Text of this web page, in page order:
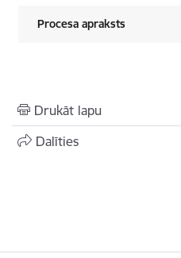
Procesa apraksts
Drukāt lapu
Dalīties